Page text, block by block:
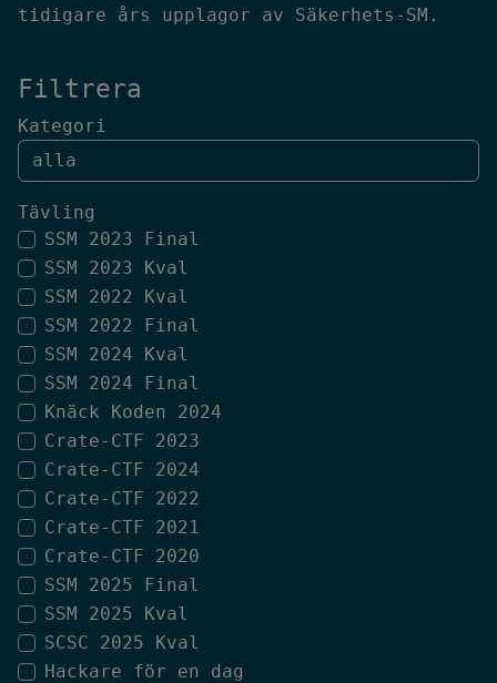
tidigare års upplagor av Säkerhets-SM.
Filtrera
Kategori
Tävling
SSM 2023 Final
SSM 2023 Kval
SSM 2022 Kval
SSM 2022 Final
SSM 2024 Kval
SSM 2024 Final
Knäck Koden 2024
Crate-CTF 2023
Crate-CTF 2024
Crate-CTF 2022
Crate-CTF 2021
Crate-CTF 2020
SSM 2025 Final
SSM 2025 Kval
SCSC 2025 Kval
Hackare för en dag